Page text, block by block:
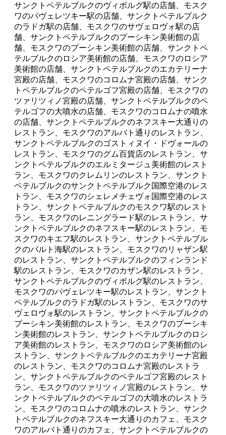
サンクトペテルブルクのヴィボルグ駅の店舗、モスク
ワのパヴェレツキー駅の店舗、サンクトペテルブルク
のラドガ駅の店舗、モスクワのサヴェロヴォ駅の店
舗、サンクトペテルブルクのプーシキン美術館の店
舗、モスクワのプーシキン美術館の店舗、サンクトペ
テルブルクのロシア美術館の店舗、モスクワのロシア
美術館の店舗、サンクトペテルブルクのエカテリーナ
宮殿の店舗、モスクワのコロムナ宮殿の店舗、サンク
トペテルブルクのペテルゴフ宮殿の店舗、モスクワの
ツァリツィノ宮殿の店舗、サンクトペテルブルクのペ
テルゴフの大噴水の店舗、モスクワのコロムナの噴水
の店舗、サンクトペテルブルクのネフスキー大通りの
レストラン、モスクワのアルバト通りのレストラン、
サンクトペテルブルクのゴストィヌイ・ドヴォールの
レストラン、モスクワのグム百貨店のレストラン、サ
ンクトペテルブルクのエルミタージュ美術館のレスト
ラン、モスクワのクレムリンのレストラン、サンクト
ペテルブルクのサンクトペテルブルク国際空港のレス
トラン、モスクワのシェレメチェヴォ国際空港のレス
トラン、サンクトペテルブルクのモスクワ駅のレスト
ラン、モスクワのレニングラード駅のレストラン、サ
ンクトペテルブルクのネフスキー駅のレストラン、モ
スクワのキエフ駅のレストラン、サンクトペテルブル
クのバルト海駅のレストラン、モスクワのリャザン駅
のレストラン、サンクトペテルブルクのフィンランド
駅のレストラン、モスクワのカザン駅のレストラン、
サンクトペテルブルクのヴィボルグ駅のレストラン、
モスクワのパヴェレツキー駅のレストラン、サンクト
ペテルブルクのラドガ駅のレストラン、モスクワのサ
ヴェロヴォ駅のレストラン、サンクトペテルブルクの
プーシキン美術館のレストラン、モスクワのプーシキ
ン美術館のレストラン、サンクトペテルブルクのロシ
ア美術館のレストラン、モスクワのロシア美術館のレ
ストラン、サンクトペテルブルクのエカテリーナ宮殿
のレストラン、モスクワのコロムナ宮殿のレストラ
ン、サンクトペテルブルクのペテルゴフ宮殿のレスト
ラン、モスクワのツァリツィノ宮殿のレストラン、サ
ンクトペテルブルクのペテルゴフの大噴水のレストラ
ン、モスクワのコロムナの噴水のレストラン、サンク
トペテルブルクのネフスキー大通りのカフェ、モスク
ワのアルバト通りのカフェ、サンクトペテルブルクの